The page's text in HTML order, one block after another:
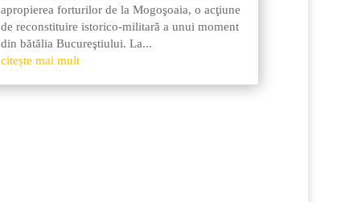
apropierea forturilor de la Mogoşoaia, o acţiune
de reconstituire istorico-militară a unui moment
din bătălia Bucureştiului. La...
citește mai mult